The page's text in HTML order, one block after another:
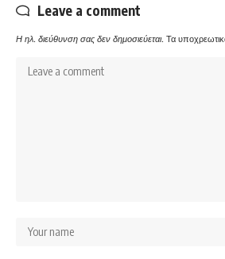
Leave a comment
Η ηλ. διεύθυνση σας δεν δημοσιεύεται. Τα